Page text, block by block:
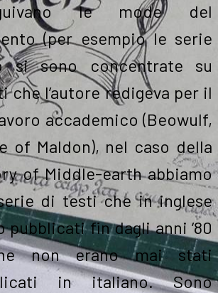
le mode del
(per esempio le serie
si sono concentrate su
che l’autore redigeva per il
accademico (Beowulf,
of Maldon), nel caso della
of Middle-earth abbiamo
di testi che in inglese
pubblicati fin dagli anni ’80
non erano mai stati
in italiano. Sono